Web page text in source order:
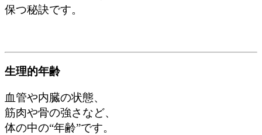
保つ秘訣です。
生理的年齢
血管や内臓の状態、
筋肉や骨の強さなど、
体の中の“年齢”です。